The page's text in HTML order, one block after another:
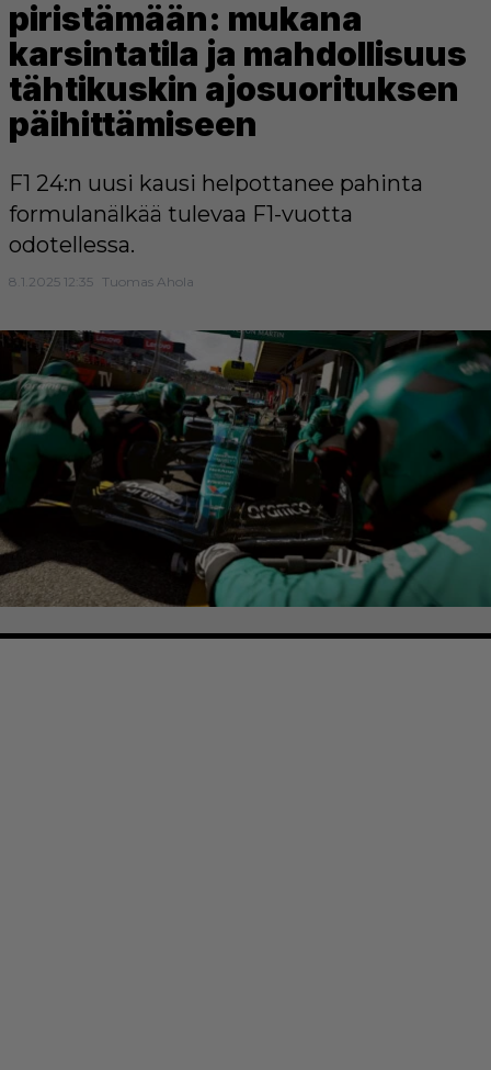
piristämään: mukana
karsintatila ja mahdollisuus
tähtikuskin ajosuorituksen
päihittämiseen
F1 24:n uusi kausi helpottanee pahinta
formulanälkää tulevaa F1-vuotta
odotellessa.
8.1.2025 12:35 Tuomas Ahola